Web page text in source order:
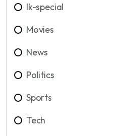
lk-special
Movies
News
Politics
Sports
Tech